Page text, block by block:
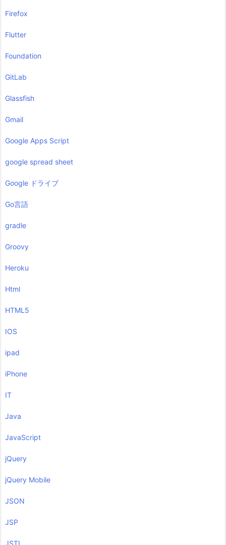
Firefox
Flutter
Foundation
GitLab
Glassfish
Gmail
Google Apps Script
google spread sheet
Google ドライブ
Go言語
gradle
Groovy
Heroku
Html
HTML5
IOS
ipad
iPhone
IT
Java
JavaScript
jQuery
jQuery Mobile
JSON
JSP